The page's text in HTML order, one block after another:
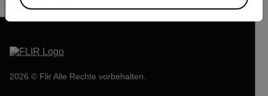
2026 © Flir Alle Rechte vorbehalten.